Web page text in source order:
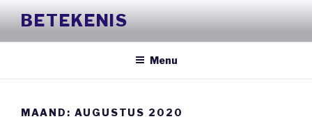
inhoud
BETEKENIS
Menu
MAAND: AUGUSTUS 2020